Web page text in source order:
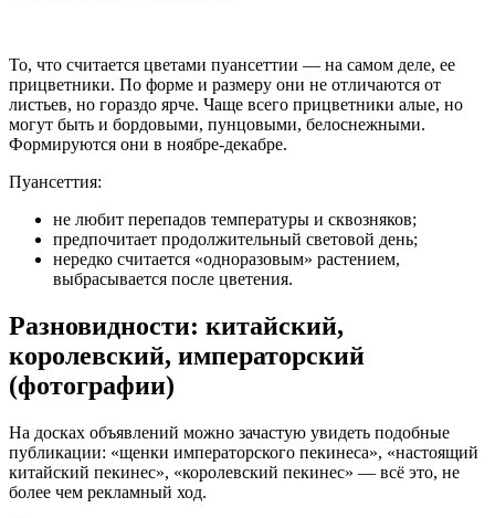
То, что считается цветами пуансеттии — на самом деле, ее
прицветники. По форме и размеру они не отличаются от
листьев, но гораздо ярче. Чаще всего прицветники алые, но
могут быть и бордовыми, пунцовыми, белоснежными.
Формируются они в ноябре-декабре.
Пуансеттия:
не любит перепадов температуры и сквозняков;
предпочитает продолжительный световой день;
нередко считается «одноразовым» растением,
выбрасывается после цветения.
Разновидности: китайский,
королевский, императорский
(фотографии)
На досках объявлений можно зачастую увидеть подобные
публикации: «щенки императорского пекинеса», «настоящий
китайский пекинес», «королевский пекинес» — всё это, не
более чем рекламный ход.